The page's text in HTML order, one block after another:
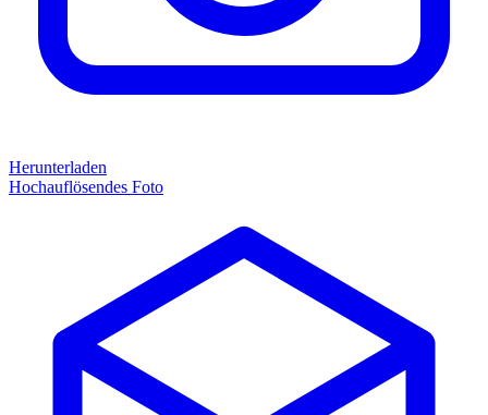
Herunterladen
Hochauflösendes Foto